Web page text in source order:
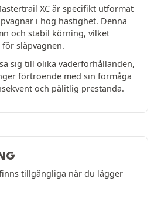
XC är specifikt utformat
i hög hastighet. Denna
och stabil körning, vilket
släpvagnen.
sig till olika väderförhållanden,
förtroende med sin förmåga
och pålitlig prestanda.
tillgängliga när du lägger